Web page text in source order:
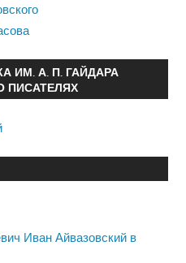
ИМ. А. П. ГАЙДАРА
ПИСАТЕЛЯХ
Иван Айвазовский в